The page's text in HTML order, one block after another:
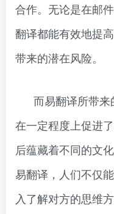
合作。无论是在邮
翻译都能有效地提
带来的潜在风险。
而易翻译所带
在一定程度上促进
后蕴藏着不同的文
易翻译，人们不仅
入了解对方的思维